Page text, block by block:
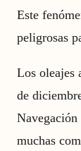
Este
peligrosas
Los oleajes
de
muchas